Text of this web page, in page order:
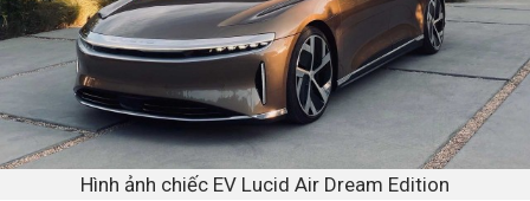
Hình ảnh chiếc EV Lucid Air Dream Edition